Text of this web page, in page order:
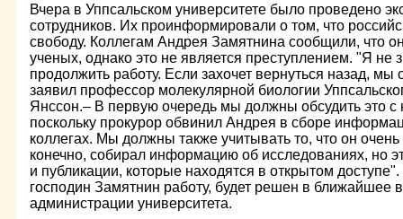
Вчера в Уппсальском университете было проведено
сотрудников. Их проинформировали о том, что
свободу. Коллегам Андрея Замятнина сообщили, что
ученых, однако это не является преступлением. "Я не
продолжить работу. Если захочет вернуться назад, мы
заявил профессор молекулярной биологии
Янссон.– В первую очередь мы должны обсудить это
поскольку прокурор обвинил Андрея в сборе
коллегах. Мы должны также учитывать то, что он
конечно, собирал информацию об исследованиях, но
и публикации, которые находятся в открытом
господин Замятнин работу, будет решен в ближайшее
администрации университета.